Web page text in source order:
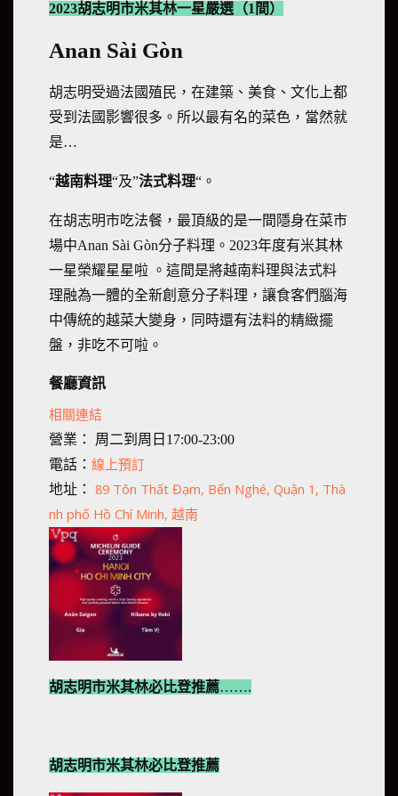
2023胡志明市米其林一星嚴選（1間）
Anan Sài Gòn
胡志明受過法國殖民，在建築、美食、文化上都
受到法國影響很多。所以最有名的菜色，當然就
是…
“越南料理“及”法式料理“。
在胡志明市吃法餐，最頂級的是一間隱身在菜市
場中Anan Sài Gòn分子料理。2023年度有米其林
一星榮耀星星啦 。這間是將越南料理與法式料
理融為一體的全新創意分子料理，讓食客們腦海
中傳統的越菜大變身，同時還有法料的精緻擺
盤，非吃不可啦。
餐廳資訊
相關連結
營業： 周二到周日17:00-23:00
電話： 線上預訂
地址： 89 Tôn Thất Đạm, Bến Nghé, Quận 1, Thà
nh phố Hồ Chí Minh, 越南
胡志明市米其林必比登推薦…….
胡志明市米其林必比登推薦